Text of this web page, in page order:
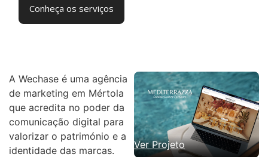
Conheça os serviços
A Wechase é uma agência
de marketing em Mértola
que acredita no poder da
comunicação digital para
valorizar o património e a
identidade das marcas.
Ver Projeto